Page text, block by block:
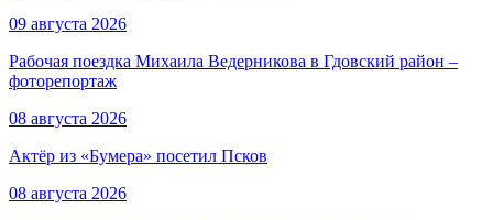
09 августа 2026
Рабочая поездка Михаила Ведерникова в Гдовский район –
фоторепортаж
08 августа 2026
Актёр из «Бумера» посетил Псков
08 августа 2026